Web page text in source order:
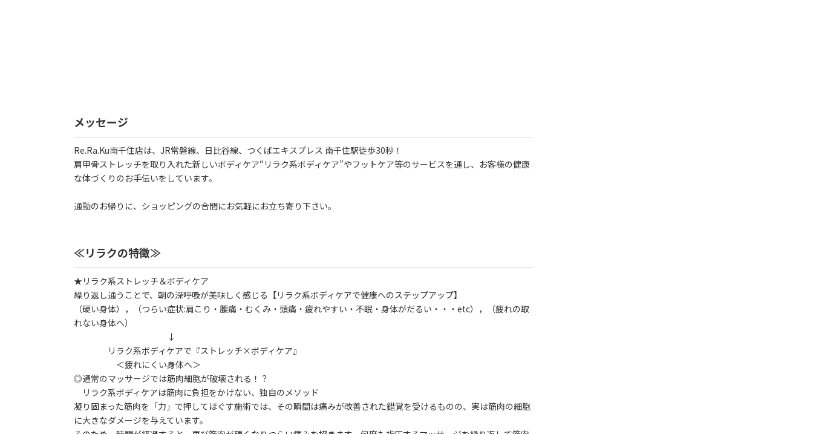
メッセージ
Re.Ra.Ku南千住店は、JR常磐線、日比谷線、つくばエキスプレス 南千住駅徒歩30秒！
肩甲骨ストレッチを取り入れた新しいボディケア“リラク系ボディケア”やフットケア等のサービスを通し、お客様の健康
な体づくりのお手伝いをしています。
通勤のお帰りに、ショッピングの合間にお気軽にお立ち寄り下さい。
≪リラクの特徴≫
★リラク系ストレッチ＆ボディケア
繰り返し通うことで、朝の深呼吸が美味しく感じる【リラク系ボディケアで健康へのステップアップ】
（硬い身体），（つらい症状:肩こり・腰痛・むくみ・頭痛・疲れやすい・不眠・身体がだるい・・・etc），（疲れの取
れない身体へ）
↓
リラク系ボディケアで『ストレッチ×ボディケア』
＜疲れにくい身体へ＞
◎通常のマッサージでは筋肉細胞が破壊される！？
リラク系ボディケアは筋肉に負担をかけない、独自のメソッド
凝り固まった筋肉を「力」で押してほぐす施術では、その瞬間は痛みが改善された錯覚を受けるものの、実は筋肉の細胞
に大きなダメージを与えています。